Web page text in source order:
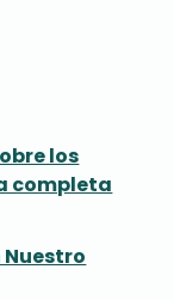
los
completa